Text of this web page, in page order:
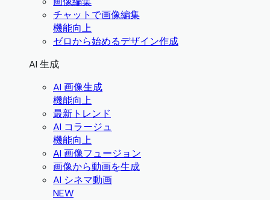
チャットで画像編集
機能向上
ゼロから始めるデザイン作成
AI 生成
AI 画像生成
機能向上
最新トレンド
AI コラージュ
機能向上
AI 画像フュージョン
画像から動画を生成
AI シネマ動画
NEW